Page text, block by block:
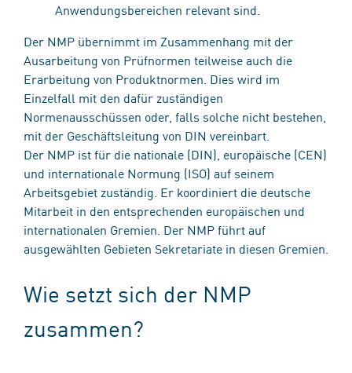
Anwendungsbereichen relevant sind.
Der NMP übernimmt im Zusammenhang mit der
Ausarbeitung von Prüfnormen teilweise auch die
Erarbeitung von Produktnormen. Dies wird im
Einzelfall mit den dafür zuständigen
Normenausschüssen oder, falls solche nicht bestehen,
mit der Geschäftsleitung von DIN vereinbart.
Der NMP ist für die nationale (DIN), europäische (CEN)
und internationale Normung (ISO) auf seinem
Arbeitsgebiet zuständig. Er koordiniert die deutsche
Mitarbeit in den entsprechenden europäischen und
internationalen Gremien. Der NMP führt auf
ausgewählten Gebieten Sekretariate in diesen Gremien.
Wie setzt sich der NMP
zusammen?